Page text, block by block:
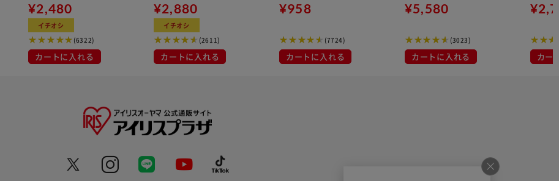
¥2,480
イチオシ
(6322)
カートに入れる
ン 500ml
¥2,880
イチオシ
(2611)
カートに入れる
イト 大容量 DISPOSABLE
布
¥958
(7724)
カートに入れる
¥5,580
(3023)
カートに入れる
組) 5
カー